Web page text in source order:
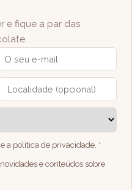
e fique a par das
e a política de privacidade. *
e conteúdos sobre